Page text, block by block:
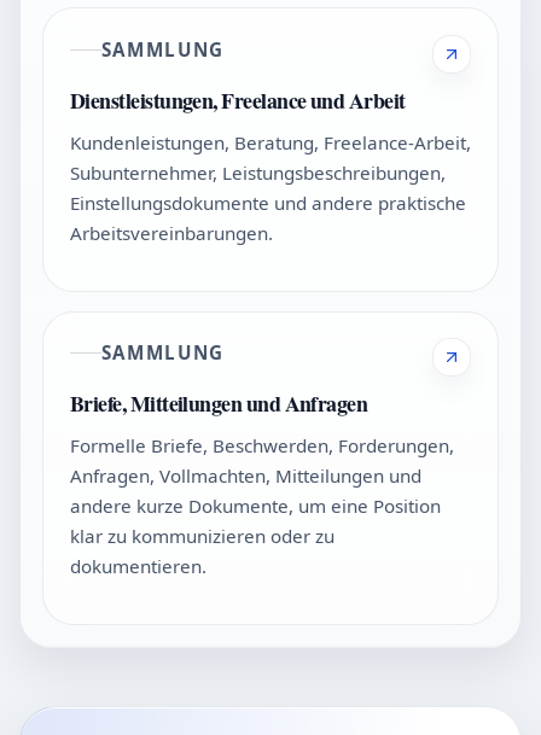
SAMMLUNG
Dienstleistungen, Freelance und Arbeit
Kundenleistungen, Beratung, Freelance-Arbeit,
Subunternehmer, Leistungsbeschreibungen,
Einstellungsdokumente und andere praktische
Arbeitsvereinbarungen.
SAMMLUNG
Briefe, Mitteilungen und Anfragen
Formelle Briefe, Beschwerden, Forderungen,
Anfragen, Vollmachten, Mitteilungen und
andere kurze Dokumente, um eine Position
klar zu kommunizieren oder zu
dokumentieren.